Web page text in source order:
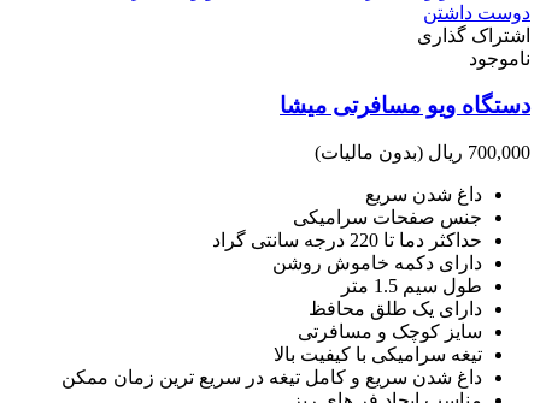
دوست داشتن
اشتراک گذاری
ناموجود
دستگاه ویو مسافرتی میشا
700,000 ریال (بدون مالیات)
داغ شدن سریع
جنس صفحات سرامیکی
حداکثر دما تا 220 درجه سانتی گراد
دارای دکمه خاموش روشن
طول سیم 1.5 متر
دارای یک طلق محافظ
سایز کوچک و مسافرتی
تیغه سرامیکی با کیفیت بالا
داغ شدن سریع و کامل تیغه در سریع ترین زمان ممکن